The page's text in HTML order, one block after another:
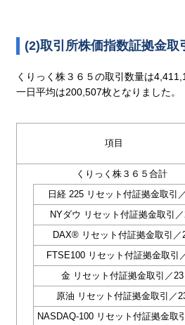
(2)取引所株価指数証拠金取
くりっく株３６５の取引数量は
一日平均は200,507枚となりました。
項目
くりっく株３６５合計
日経 225 リセット付証拠金取引
NYダウ リセット付証拠金取引
DAX® リセット付証拠金取引／
FTSE100 リセット付証拠金取引
金 リセット付証拠金取引／23
原油 リセット付証拠金取引／
NASDAQ-100 リセット付証拠金取